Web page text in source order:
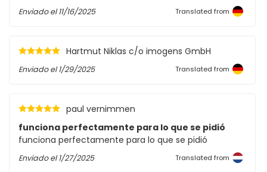
Enviado el11/16/2025 Translated from
Hartmut Niklas c/o imogens GmbH
Enviado el1/29/2025 Translated from
paul vernimmen
funciona perfectamente para lo que se pidió
funciona perfectamente para lo que se pidió
Enviado el1/27/2025 Translated from